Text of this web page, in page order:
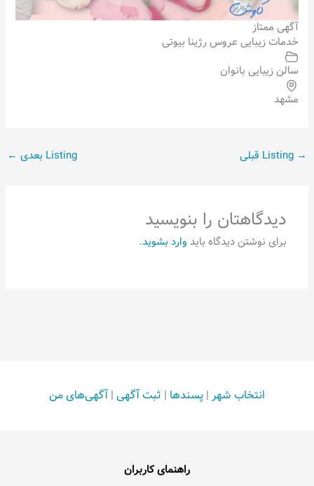
آگهی ممتاز
خدمات زیبایی عروس رژینا بیوتی
سالن زیبایی بانوان
مشهد
→ Listing بعدی ←
دیدگاهتان را بنویسید
برای نوشتن دیدگاه باید وارد بشوید.
انتخاب شهر | پسندها | ثبت آگهی | آگهی‌های من
راهنمای کاربران